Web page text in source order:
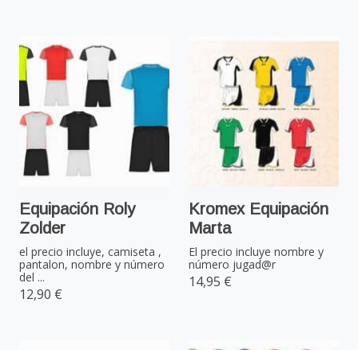
Equipación Roly
Zolder
el precio incluye, camiseta ,
pantalon, nombre y número
del ...
12,90 €
Kromex Equipación
Marta
El precio incluye nombre y
número jugad@r
14,95 €